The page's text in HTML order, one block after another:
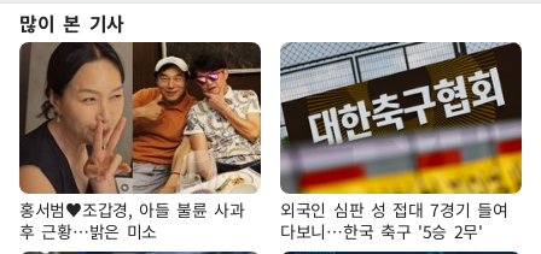
많이 본 기사
홍서범♥조갑경, 아들 불륜 사과
후 근황…밝은 미소
외국인 심판 성 접대 7경기 들여
다보니…한국 축구 '5승 2무'